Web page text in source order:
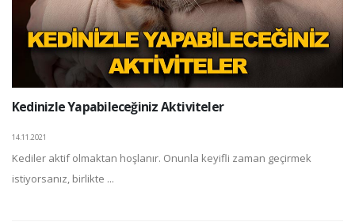
Kedinizle Yapabileceğiniz Aktiviteler
14.11.2021
Kediler aktif olmaktan hoşlanır. Onunla keyifli zaman geçirmek
istiyorsanız, birlikte ...